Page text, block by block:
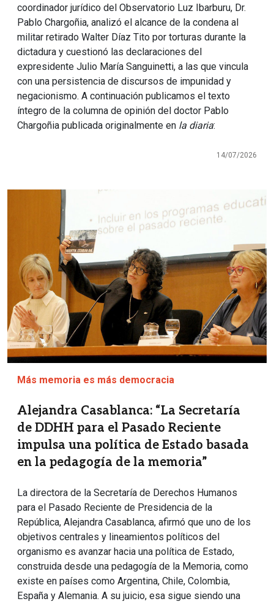
coordinador jurídico del Observatorio Luz Ibarburu, Dr.
Pablo Chargoñia, analizó el alcance de la condena al
militar retirado Walter Díaz Tito por torturas durante la
dictadura y cuestionó las declaraciones del
expresidente Julio María Sanguinetti, a las que vincula
con una persistencia de discursos de impunidad y
negacionismo. A continuación publicamos el texto
íntegro de la columna de opinión del doctor Pablo
Chargoñia publicada originalmente en la diaria:
14/07/2026
Más memoria es más democracia
Alejandra Casablanca: “La Secretaría
de DDHH para el Pasado Reciente
impulsa una política de Estado basada
en la pedagogía de la memoria”
La directora de la Secretaría de Derechos Humanos
para el Pasado Reciente de Presidencia de la
República, Alejandra Casablanca, afirmó que uno de los
objetivos centrales y lineamientos políticos del
organismo es avanzar hacia una política de Estado,
construida desde una pedagogía de la Memoria, como
existe en países como Argentina, Chile, Colombia,
España y Alemania. A su juicio, esa sigue siendo una